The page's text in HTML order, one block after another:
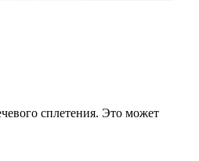
сплетения. Это может